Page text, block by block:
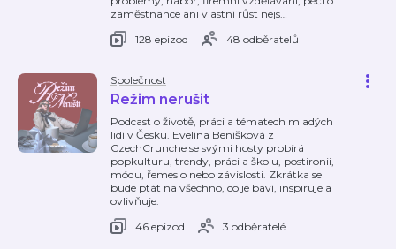
zaměstnance ani vlastní růst nejs…
128 epizod
48 odběratelů
Společnost
Režim nerušit
Podcast o životě, práci a tématech mladých
lidí v Česku. Evelína Beníšková z
CzechCrunche se svými hosty probírá
popkulturu, trendy, práci a školu, postironii,
módu, řemeslo nebo závislosti. Zkrátka se
bude ptát na všechno, co je baví, inspiruje a
ovlivňuje.
46 epizod
3 odběratelé